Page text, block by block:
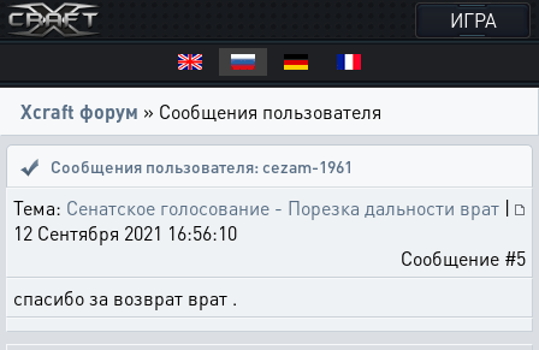
ИГРА
Xcraft форум » Сообщения пользователя
Сообщения пользователя: cezam-1961
Тема: Сенатское голосование - Порезка дальности врат |
12 Сентября 2021 16:56:10
Сообщение #5
спасибо за возврат врат .